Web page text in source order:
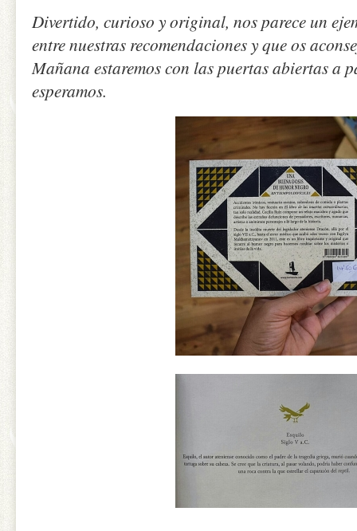
Divertido, curioso y original, nos parece un
entre nuestras recomendaciones y que os
Mañana estaremos con las puertas abiertas a
esperamos.